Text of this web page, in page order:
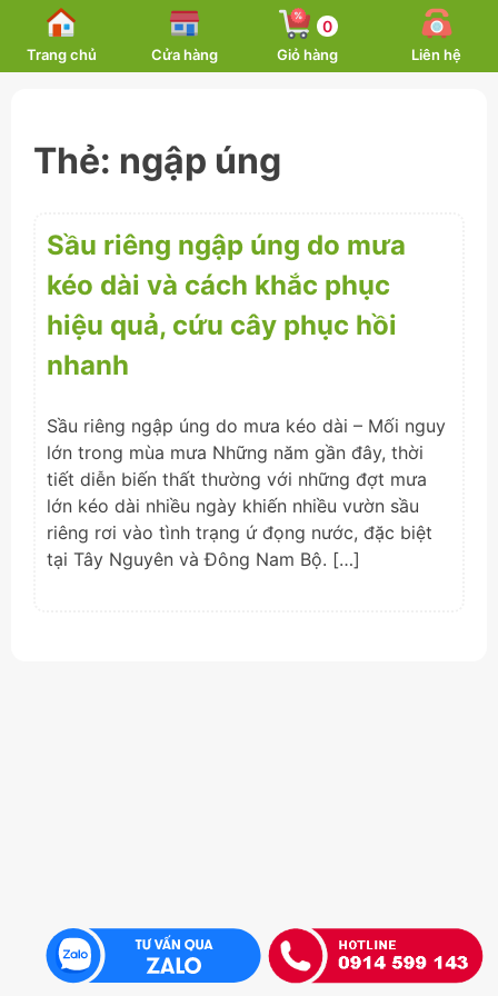
content
Trang chủ Cửa hàng
0
Giỏ hàng Liên hệ
Thẻ: ngập úng
Sầu riêng ngập úng do mưa
kéo dài và cách khắc phục
hiệu quả, cứu cây phục hồi
nhanh
Sầu riêng ngập úng do mưa kéo dài – Mối nguy
lớn trong mùa mưa Những năm gần đây, thời
tiết diễn biến thất thường với những đợt mưa
lớn kéo dài nhiều ngày khiến nhiều vườn sầu
riêng rơi vào tình trạng ứ đọng nước, đặc biệt
tại Tây Nguyên và Đông Nam Bộ. […]